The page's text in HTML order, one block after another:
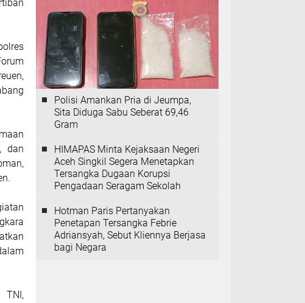
dan
TNI,
Polisi Amankan Pria di Jeumpa,
Sita Diduga Sabu Seberat 69,46
Gram
HIMAPAS Minta Kejaksaan Negeri
Aceh Singkil Segera Menetapkan
Tersangka Dugaan Korupsi
Pengadaan Seragam Sekolah
Hotman Paris Pertanyakan
Penetapan Tersangka Febrie
Adriansyah, Sebut Kliennya Berjasa
bagi Negara